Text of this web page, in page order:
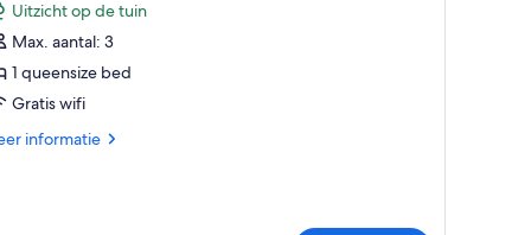
beoordelingen)
Uitzicht op de tuin
Max. aantal: 3
1 queensize bed
Gratis wifi
informatie